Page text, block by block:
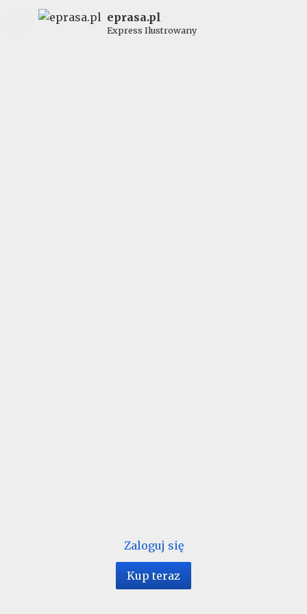
eprasa.pl
Express Ilustrowany
Zaloguj się
Kup teraz